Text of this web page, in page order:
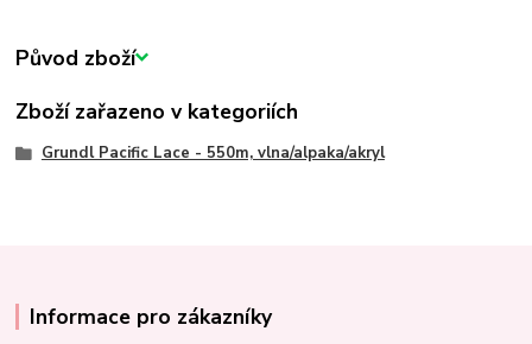
Původ zboží
Zboží zařazeno v kategoriích
Grundl Pacific Lace - 550m, vlna/alpaka/akryl
Informace pro zákazníky